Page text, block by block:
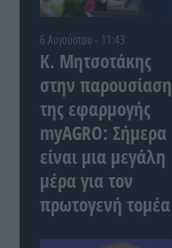
6 Αυγούστου - 11:43
Κ. Μητσοτάκης
στην παρουσίαση
της εφαρμογής
myAGRO: Σήμερα
είναι μια μεγάλη
μέρα για τον
πρωτογενή τομέα